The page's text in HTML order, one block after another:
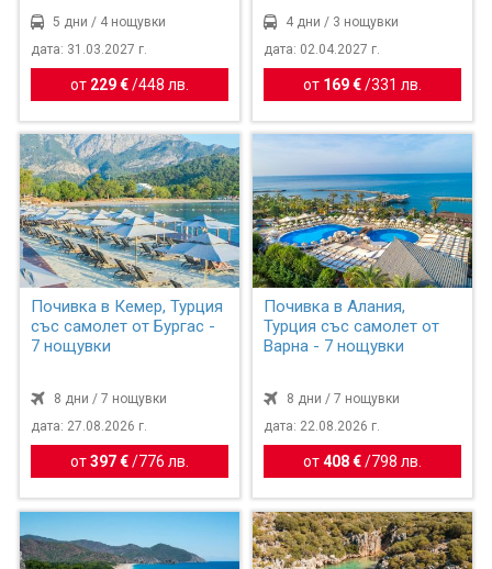
5 дни / 4 нощувки
дата: 31.03.2027 г.
от 229 € /448 лв.
4 дни / 3 нощувки
дата: 02.04.2027 г.
от 169 €/331 лв.
Почивка в Кемер, Турция
със самолет от Бургас -
7 нощувки
8 дни / 7 нощувки
дата: 27.08.2026 г.
от397 € / 776 лв.
Почивка в Алания,
Турция със самолет от
Варна - 7 нощувки
8 дни / 7 нощувки
дата: 22.08.2026 г.
от408 €/ 798 лв.